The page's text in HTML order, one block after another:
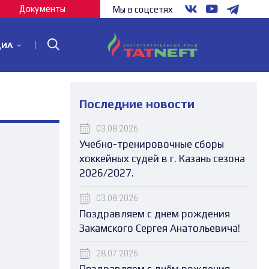
Документы Мы в соцсетях
Последние новости
03.08.2026
Учебно-тренировочные сборы
хоккейных судей в г. Казань сезона
2026/2027.
03.08.2026
Поздравляем с днем рождения
Закамского Сергея Анатольевича!
28.07.2026